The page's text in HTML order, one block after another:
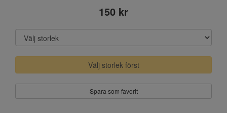
150 kr
Välj storlek först
Spara som favorit